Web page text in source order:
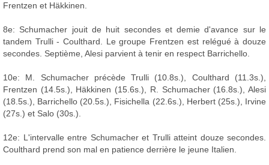
Frentzen et Häkkinen.
8e: Schumacher jouit de huit secondes et demie d'avance sur le
tandem Trulli - Coulthard. Le groupe Frentzen est relégué à douze
secondes. Septième, Alesi parvient à tenir en respect Barrichello.
10e: M. Schumacher précède Trulli (10.8s.), Coulthard (11.3s.),
Frentzen (14.5s.), Häkkinen (15.6s.), R. Schumacher (16.8s.), Alesi
(18.5s.), Barrichello (20.5s.), Fisichella (22.6s.), Herbert (25s.), Irvine
(27s.) et Salo (30s.).
12e: L'intervalle entre Schumacher et Trulli atteint douze secondes.
Coulthard prend son mal en patience derrière le jeune Italien.